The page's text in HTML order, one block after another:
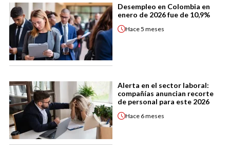
Desempleo en Colombia en
enero de 2026 fue de 10,9%
Hace5 meses
Alerta en el sector laboral:
compañías anuncian recorte
de personal para este 2026
Hace 6 meses